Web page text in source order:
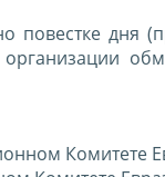
повестке дня
Комитете